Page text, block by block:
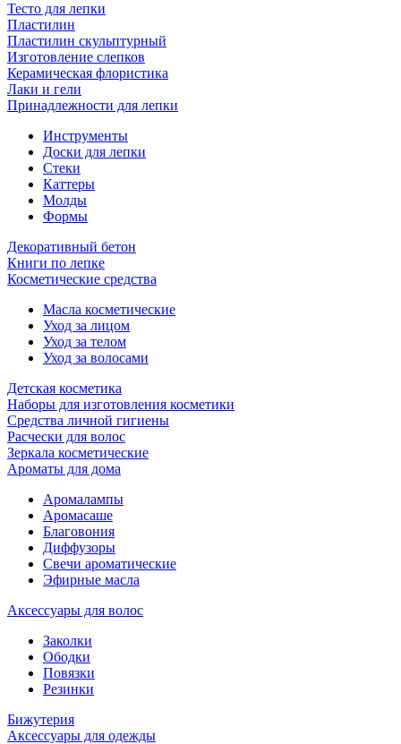
Тесто для лепки
Пластилин
Пластилин скульптурный
Изготовление слепков
Керамическая флористика
Лаки и гели
Принадлежности для лепки
Инструменты
Доски для лепки
Стеки
Каттеры
Молды
Формы
Декоративный бетон
Книги по лепке
Косметические средства
Масла косметические
Уход за лицом
Уход за телом
Уход за волосами
Детская косметика
Наборы для изготовления косметики
Средства личной гигиены
Расчески для волос
Зеркала косметические
Ароматы для дома
Аромалампы
Аромасаше
Благовония
Диффузоры
Свечи ароматические
Эфирные масла
Аксессуары для волос
Заколки
Ободки
Повязки
Резинки
Бижутерия
Аксессуары для одежды